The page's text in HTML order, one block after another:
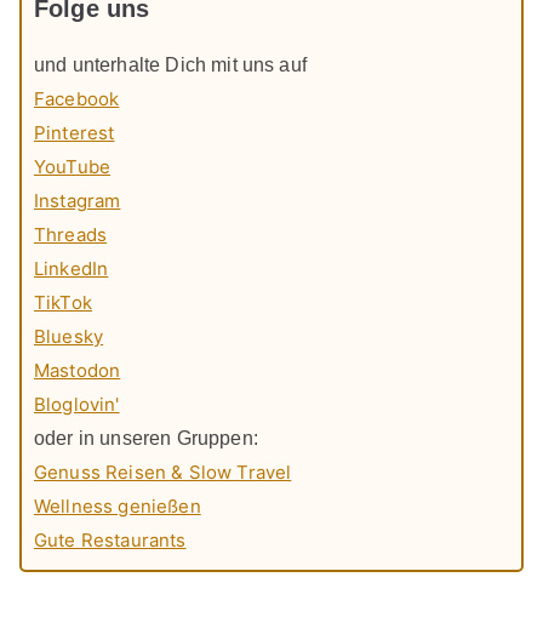
Folge uns
und unterhalte Dich mit uns auf
Facebook
Pinterest
YouTube
Instagram
Threads
LinkedIn
TikTok
Bluesky
Mastodon
Bloglovin'
oder in unseren Gruppen:
Genuss Reisen & Slow Travel
Wellness genießen
Gute Restaurants